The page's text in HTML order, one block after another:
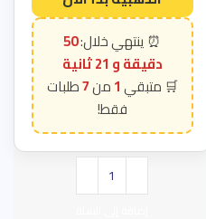
50
دقيقة و 20 ثانية
1
7